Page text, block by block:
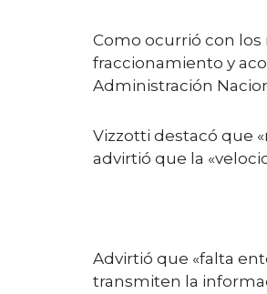
Como ocurrió con
fraccionamiento y
Administración
Vizzotti destacó que
advirtió que la
Advirtió que «falta
transmiten la